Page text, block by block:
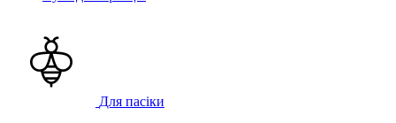
Для пасіки